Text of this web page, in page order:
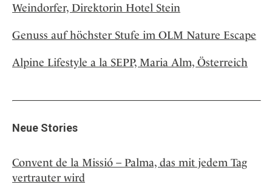
Weindorfer, Direktorin Hotel Stein
Genuss auf höchster Stufe im OLM Nature Escape
Alpine Lifestyle a la SEPP, Maria Alm, Österreich
Neue Stories
Convent de la Missió – Palma, das mit jedem Tag
vertrauter wird